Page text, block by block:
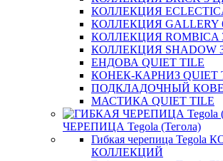
КОЛЛЕКЦИЯ
КОЛЛЕКЦИЯ GALLERY
КОЛЛЕКЦИЯ ROMBICA
КОЛЛЕКЦИЯ SHADOW
ЕНДОВА QUIET TILE
КОНЕК-КАРНИЗ QUIET
ПОДКЛАДОЧНЫЙ
МАСТИКА QUIET TILE
ЧЕРЕПИЦА Tegola (Тегола)
Гибкая черепица Tegola
КОЛЛЕКЦИЙ